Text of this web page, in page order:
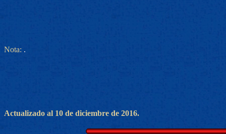
Nota: .
Actualizado al 10 de diciembre de 2016.